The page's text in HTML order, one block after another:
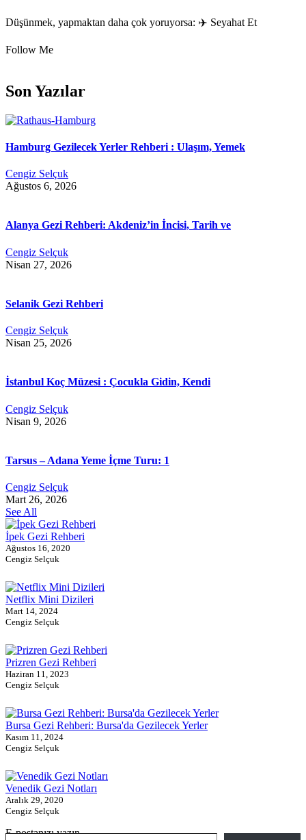
Düşünmek, yapmaktan daha çok yoruyorsa: ✈️ Seyahat Et
Follow Me
Son Yazılar
Hamburg Gezilecek Yerler Rehberi : Ulaşım, Yemek
Cengiz Selçuk
Ağustos 6, 2026
Alanya Gezi Rehberi: Akdeniz’in İncisi, Tarih ve
Cengiz Selçuk
Nisan 27, 2026
Selanik Gezi Rehberi
Cengiz Selçuk
Nisan 25, 2026
İstanbul Koç Müzesi : Çocukla Gidin, Kendi
Cengiz Selçuk
Nisan 9, 2026
Tarsus – Adana Yeme İçme Turu: 1
Cengiz Selçuk
Mart 26, 2026
See All
İpek Gezi Rehberi
Ağustos 16, 2020
Cengiz Selçuk
Netflix Mini Dizileri
Mart 14, 2024
Cengiz Selçuk
Prizren Gezi Rehberi
Haziran 11, 2023
Cengiz Selçuk
Bursa Gezi Rehberi: Bursa'da Gezilecek Yerler
Kasım 11, 2024
Cengiz Selçuk
Venedik Gezi Notları
Aralık 29, 2020
Cengiz Selçuk
E-postanızı yazın…